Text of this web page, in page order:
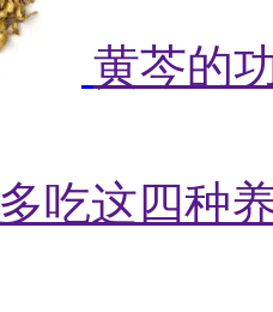
黄芩的
多吃这四种